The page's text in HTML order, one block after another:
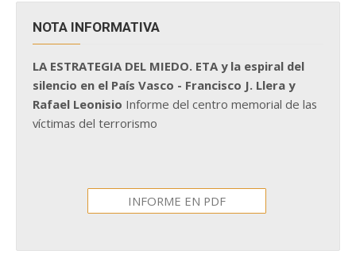
NOTA INFORMATIVA
LA ESTRATEGIA DEL MIEDO. ETA y la espiral del
silencio en el País Vasco - Francisco J. Llera y
Rafael Leonisio Informe del centro memorial de las
víctimas del terrorismo
INFORME EN PDF